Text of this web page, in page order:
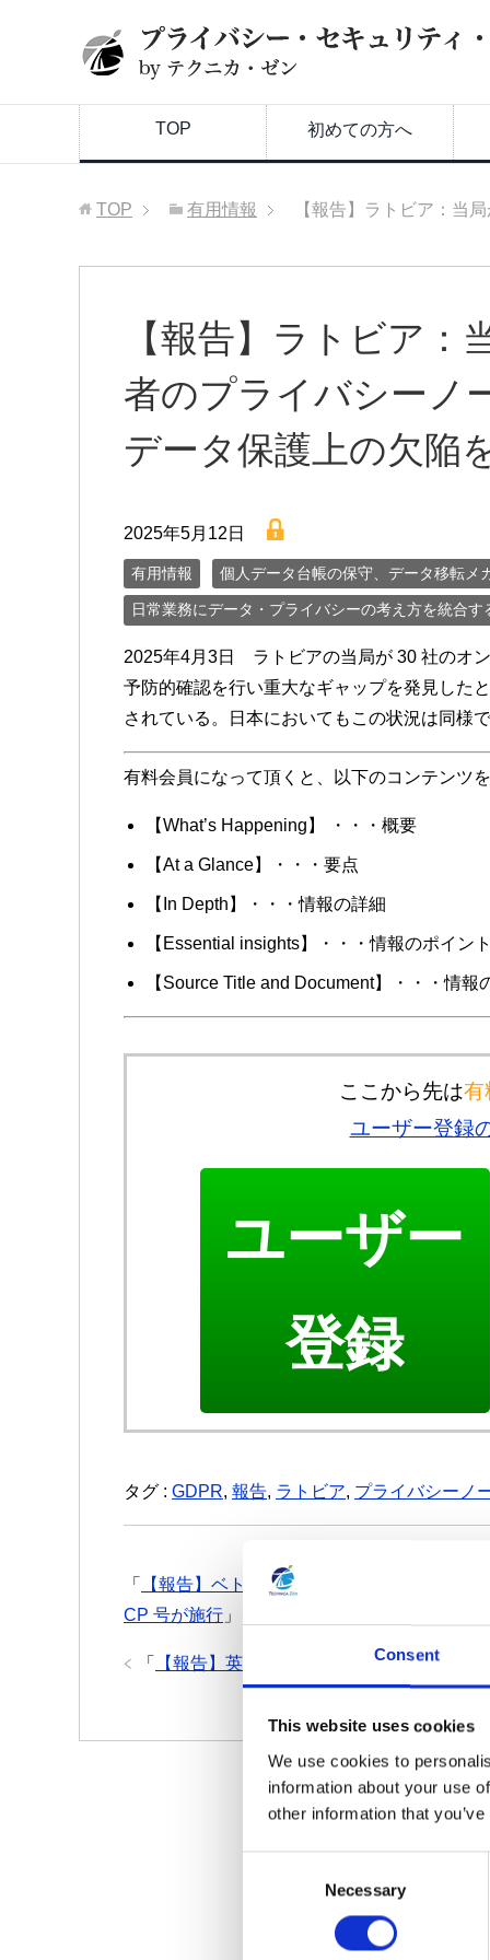
Consent
This website uses cookies
We use cookies to
information about your use
other information that
Necessary
TOP 初めての方へ
TOP 有用情報 【報告】ラトビア：当
【報告】ラトビア：
者のプライバシーノ
データ保護上の欠陥
2025年5月12日 lock
有用情報 個人データ台帳の保守、データ移転メ
日常業務にデータ・プライバシーの考え方を統合す
2025年4月3日 ラトビアの当局が 30 社のオ
予防的確認を行い重大なギャップを発見した
されている。日本においてもこの状況は同様で
有料会員になって頂くと、以下のコンテンツ
【What’s Happening】 ・・・概要
【At a Glance】・・・要点
【In Depth】・・・情報の詳細
【Essential insights】・・・情報のポイント
【Source Title and Document】・・・情
ここから先は有
ユーザー登録
ユーザー
登録
タグ : GDPR, 報告, ラトビア, プライバシーノ
「
【報告】ベトナム：消費者データ保護規則
CP 号が施行 」
「 【報告】英国：仮名化についてのガイダン